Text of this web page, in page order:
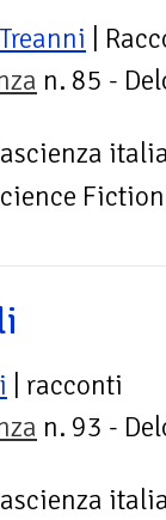
|
n. 85 -
Fiction
| racconti
n. 93 -